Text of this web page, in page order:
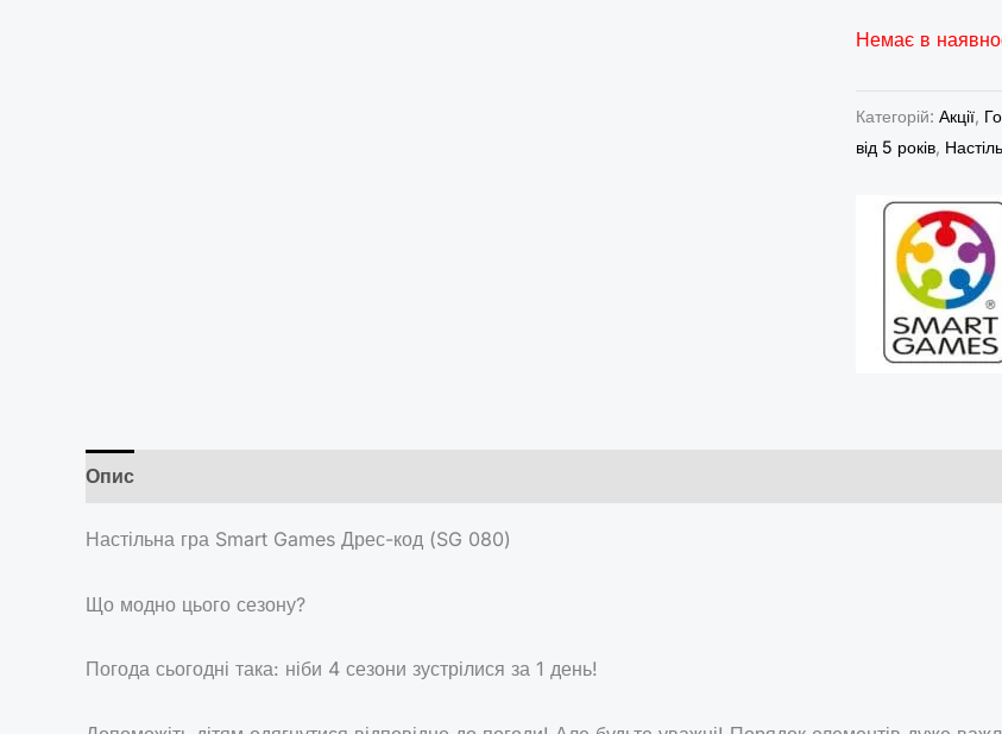
Немає в
Категорій: Акції,
від 5 років,
Опис
Настільна гра Smart Games Дрес-код (SG 080)
Що модно цього сезону?
Погода сьогодні така: ніби 4 сезони зустрілися за 1 день!